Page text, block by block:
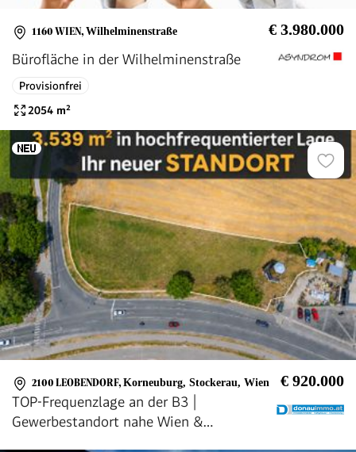
1160 WIEN, Wilhelminenstraße € 3.980.000
Bürofläche in der Wilhelminenstraße
Provisionfrei
2054 m²
2100 LEOBENDORF, Korneuburg, Stockerau, Wien € 920.000
TOP-Frequenzlage an der B3 |
Gewerbestandort nahe Wien &